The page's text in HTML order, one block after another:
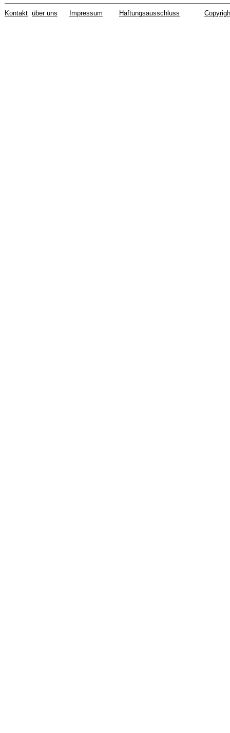
Kontakt über uns Impressum Haftungsausschluss